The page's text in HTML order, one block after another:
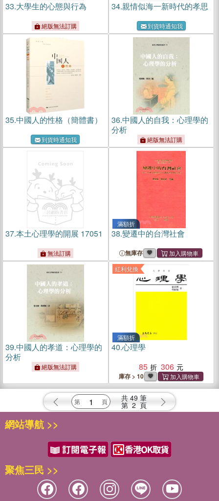
33.大學生的心態與行為
絕版無法訂購
34.親情似海一新時代的孝思
到貨時通知我
35.中國人的性格（簡體書）
到貨時通知我
36.中國人的自我：心理學的
分析
絕版無法訂購
37.本土心理學的開展 17051
無法訂購
滿額折
38.變遷中的台灣社會
無庫存
39.中國人的孝道：心理學的
分析
絕版無法訂購
紅利兌換
滿額折
40.心理學
85
306
庫存 > 10
共 49 筆
第 2 頁
網站導航 >>
聚焦三民 >>